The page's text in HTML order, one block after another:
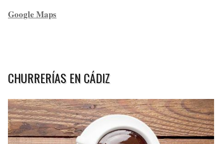
Google Maps
CHURRERÍAS EN CÁDIZ